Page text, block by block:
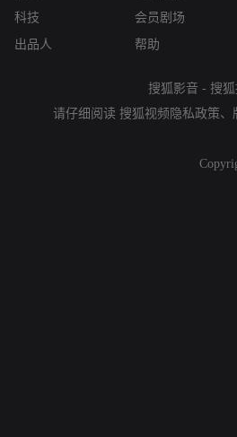
科技
出品人
会员剧场
帮助
搜狐影音 - 搜
请仔细阅读 搜狐视频隐私政策、